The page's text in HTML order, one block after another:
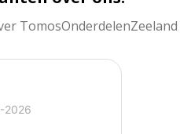
TomosOnderdelenZeeland